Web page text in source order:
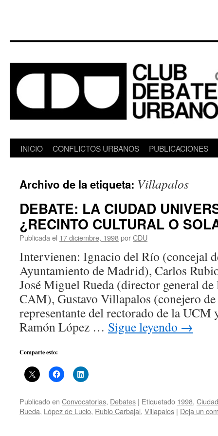
Saltar
contenido
INICIO CONFLICTOS URBANOS PUBLICACIONES
Archivo de la etiqueta: Villapalos
DEBATE: LA CIUDAD
¿RECINTO CULTURAL O
Publicada el 17 diciembre, 1998porCDU
Intervienen: Ignacio del Río (concejal
Ayuntamiento de Madrid), Carlos
José Miguel Rueda (director general
CAM), Gustavo Villapalos (conejero
representante del rectorado de la
Ramón López … Sigue leyendo →
Comparte esto:
Publicado en Convocatorias, Debates | Etiquetado 1998,
Rueda, López de Lucio, Rubio Carbajal, Villapalos | Deja un